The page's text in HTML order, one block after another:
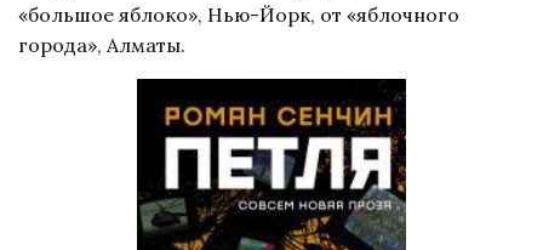
«большое яблоко», Нью-Йорк, от «яблочного
города», Алматы.